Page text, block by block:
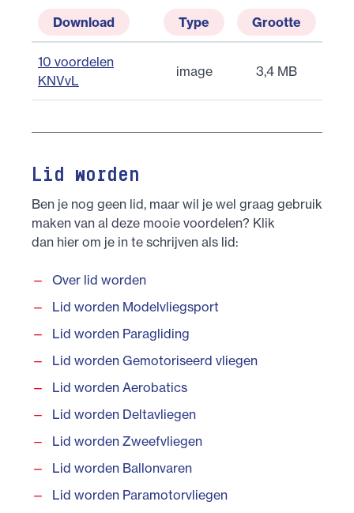
Download Type Grootte
10 voordelen
KNVvL
image 3,4 MB
Lid worden
Ben je nog geen lid, maar wil je wel graag gebruik
maken van al deze mooie voordelen? Klik
dan hier om je in te schrijven als lid:
Over lid worden
Lid worden Modelvliegsport
Lid worden Paragliding
Lid worden Gemotoriseerd vliegen
Lid worden Aerobatics
Lid worden Deltavliegen
Lid worden Zweefvliegen
Lid worden Ballonvaren
Lid worden Paramotorvliegen